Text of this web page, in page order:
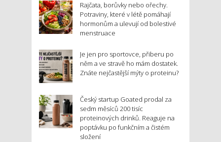
Rajčata, borůvky nebo ořechy.
Potraviny, které v létě pomáhají
hormonům a ulevují od bolestivé
menstruace
Je jen pro sportovce, přiberu po
něm a ve stravě ho mám dostatek.
Znáte nejčastější mýty o proteinu?
Český startup Goated prodal za
sedm měsíců 200 tisíc
proteinových drinků. Reaguje na
poptávku po funkčním a čistém
složení